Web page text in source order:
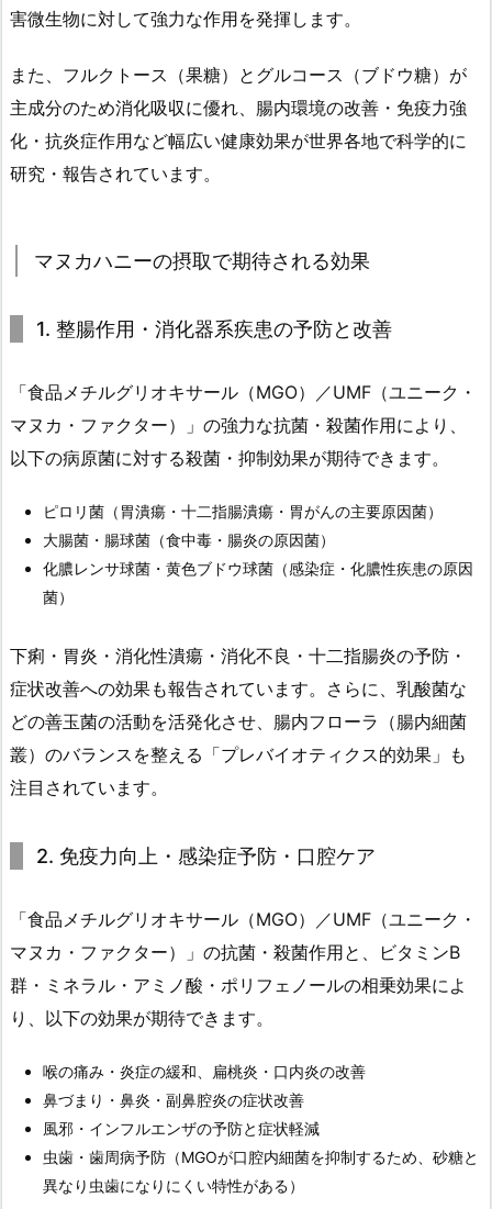
害微生物に対して強力な作用を発揮します。
また、フルクトース（果糖）とグルコース（ブドウ糖）が
主成分のため消化吸収に優れ、腸内環境の改善・免疫力強
化・抗炎症作用など幅広い健康効果が世界各地で科学的に
研究・報告されています。
マヌカハニーの摂取で期待される効果
1. 整腸作用・消化器系疾患の予防と改善
「食品メチルグリオキサール（MGO）／UMF（ユニーク・
マヌカ・ファクター）」の強力な抗菌・殺菌作用により、
以下の病原菌に対する殺菌・抑制効果が期待できます。
ピロリ菌（胃潰瘍・十二指腸潰瘍・胃がんの主要原因菌）
大腸菌・腸球菌（食中毒・腸炎の原因菌）
化膿レンサ球菌・黄色ブドウ球菌（感染症・化膿性疾患の原因
菌）
下痢・胃炎・消化性潰瘍・消化不良・十二指腸炎の予防・
症状改善への効果も報告されています。さらに、乳酸菌な
どの善玉菌の活動を活発化させ、腸内フローラ（腸内細菌
叢）のバランスを整える「プレバイオティクス的効果」も
注目されています。
2. 免疫力向上・感染症予防・口腔ケア
「食品メチルグリオキサール（MGO）／UMF（ユニーク・
マヌカ・ファクター）」の抗菌・殺菌作用と、ビタミンB
群・ミネラル・アミノ酸・ポリフェノールの相乗効果によ
り、以下の効果が期待できます。
喉の痛み・炎症の緩和、扁桃炎・口内炎の改善
鼻づまり・鼻炎・副鼻腔炎の症状改善
風邪・インフルエンザの予防と症状軽減
虫歯・歯周病予防（MGOが口腔内細菌を抑制するため、砂糖と
異なり虫歯になりにくい特性がある）